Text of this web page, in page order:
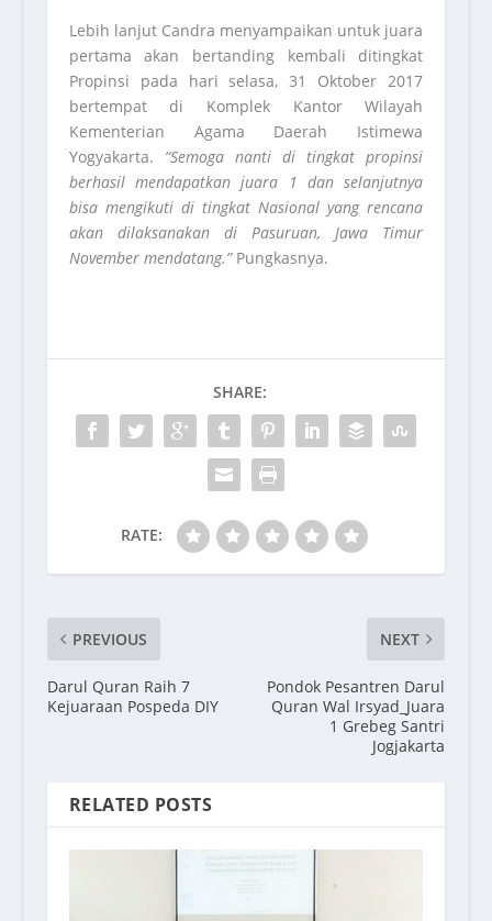
Lebih lanjut Candra menyampaikan untuk juara
pertama akan bertanding kembali ditingkat
Propinsi pada hari selasa, 31 Oktober 2017
bertempat di Komplek Kantor Wilayah
Kementerian Agama Daerah Istimewa
Yogyakarta. “Semoga nanti di tingkat propinsi
berhasil mendapatkan juara 1 dan selanjutnya
bisa mengikuti di tingkat Nasional yang rencana
akan dilaksanakan di Pasuruan, Jawa Timur
November mendatang.”Pungkasnya.
SHARE:
RATE:
PREVIOUS
Darul Quran Raih 7
Kejuaraan Pospeda DIY
NEXT
Pondok Pesantren Darul
Quran Wal Irsyad_Juara
1 Grebeg Santri
Jogjakarta
RELATED POSTS